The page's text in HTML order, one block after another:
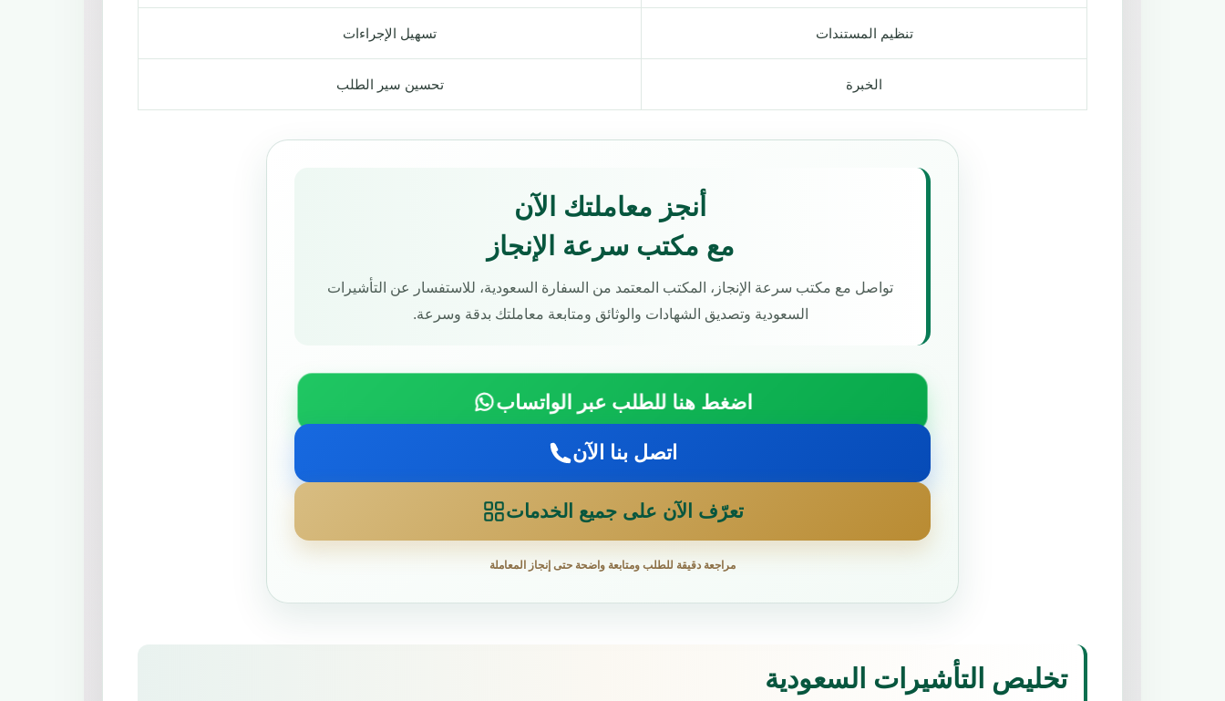
تنظيم المستندات تسهيل الإجراءات
الخبرة تحسين سير الطلب
أنجز معاملتك الآن
مع مكتب سرعة الإنجاز
تواصل مع مكتب سرعة الإنجاز، المكتب المعتمد من السفارة السعودية، للاستفسار عن التأشيرات
السعودية وتصديق الشهادات والوثائق ومتابعة معاملتك بدقة وسرعة.
اضغط هنا للطلب عبر الواتساب
اتصل بنا الآن
تعرّف الآن على جميع الخدمات
مراجعة دقيقة للطلب ومتابعة واضحة حتى إنجاز المعاملة
تخليص التأشيرات السعودية